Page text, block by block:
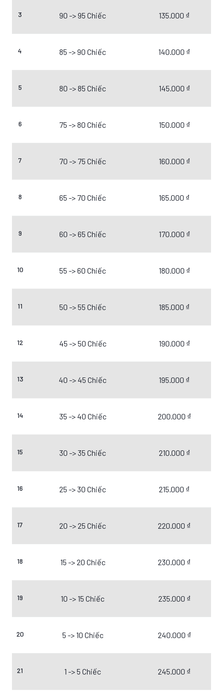
3 90 -> 95 Chiếc 135.000 ₫
4 85 -> 90 Chiếc 140.000 ₫
5 80 -> 85 Chiếc 145.000 ₫
6 75 -> 80 Chiếc 150.000 ₫
7 70 -> 75 Chiếc 160.000 ₫
8 65 -> 70 Chiếc 165.000 ₫
9 60 -> 65 Chiếc 170.000 ₫
10 55 -> 60 Chiếc 180.000 ₫
11 50 -> 55 Chiếc 185.000 ₫
12 45 -> 50 Chiếc 190.000 ₫
13 40 -> 45 Chiếc 195.000 ₫
14 35 -> 40 Chiếc 200.000 ₫
15 30 -> 35 Chiếc 210.000 ₫
16 25 -> 30 Chiếc 215.000 ₫
17 20 -> 25 Chiếc 220.000 ₫
18 15 -> 20 Chiếc 230.000 ₫
19 10 -> 15 Chiếc 235.000 ₫
20 5 -> 10 Chiếc 240.000 ₫
21 1 -> 5 Chiếc 245.000 ₫